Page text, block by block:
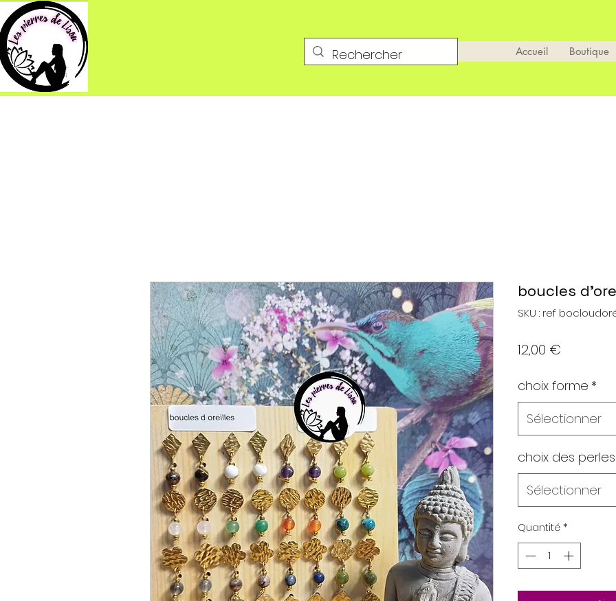
Accueil Boutique
boucles
SKU : ref
12,00 €
choix forme *
Sélectionner
choix des perles
Sélectionner
Quantité*